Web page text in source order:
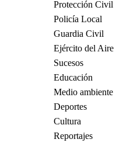
Protección Civil
Policía Local
Guardia Civil
Ejército del Aire
Sucesos
Educación
Medio ambiente
Deportes
Cultura
Reportajes